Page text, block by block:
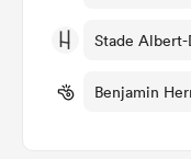
Stade
Benjamin